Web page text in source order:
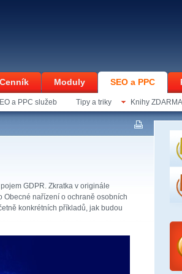
Cenník Moduly SEO a PPC
a PPC služeb Tipy a triky Knihy ZDARMA
GDPR. Zkratka v originále
Obecné nařízení o ochraně osobních
konkrétních příkladů, jak budou